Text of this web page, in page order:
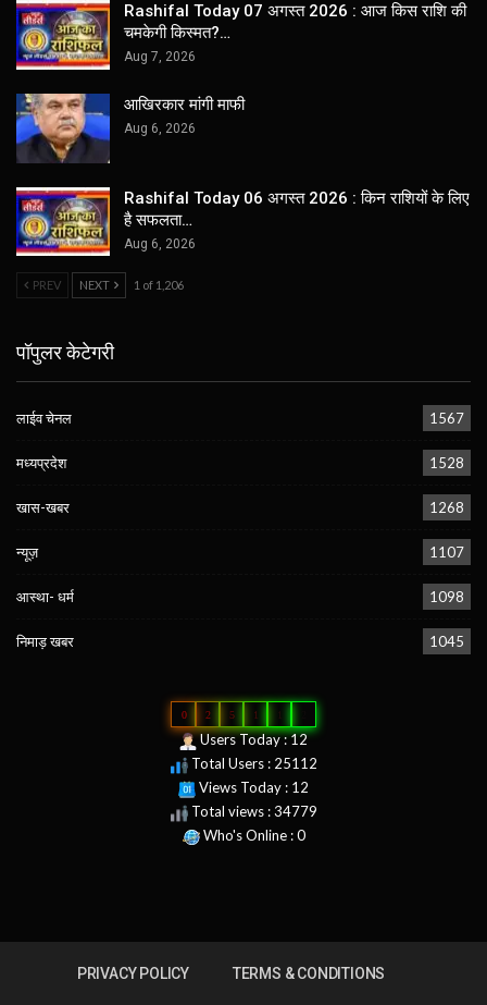
Rashifal Today 07 अगस्त 2026 : आज किस राशि की
चमकेगी किस्मत?…
Aug 7, 2026
आखिरकार मांगी माफी
Aug 6, 2026
Rashifal Today 06 अगस्त 2026 : किन राशियों के लिए
है सफलता…
Aug 6, 2026
PREV NEXT 1 of 1,206
पॉपुलर केटेगरी
लाईव चेनल 1567
मध्यप्रदेश 1528
खास-खबर 1268
न्यूज़ 1107
आस्था- धर्म 1098
निमाड़ खबर 1045
0 2 5 1 1
Users Today : 12
Total Users : 25112
Views Today : 12
Total views : 34779
Who's Online : 0
PRIVACY POLICY TERMS & CONDITIONS